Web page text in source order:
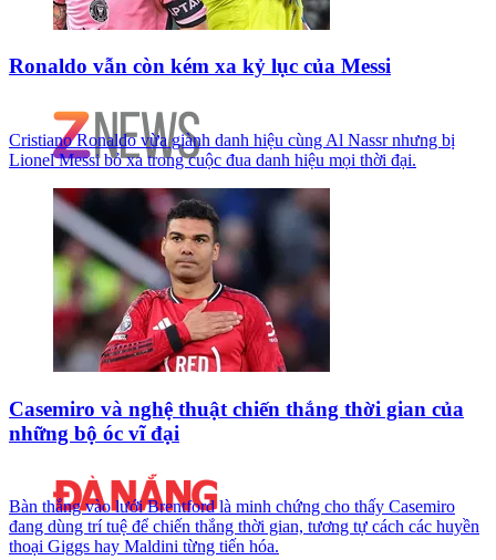
Ronaldo vẫn còn kém xa kỷ lục của Messi
Cristiano Ronaldo vừa giành danh hiệu cùng Al Nassr nhưng bị
Lionel Messi bỏ xa trong cuộc đua danh hiệu mọi thời đại.
Casemiro và nghệ thuật chiến thắng thời gian của
những bộ óc vĩ đại
Bàn thắng vào lưới Brentford là minh chứng cho thấy Casemiro
đang dùng trí tuệ để chiến thắng thời gian, tương tự cách các huyền
thoại Giggs hay Maldini từng tiến hóa.